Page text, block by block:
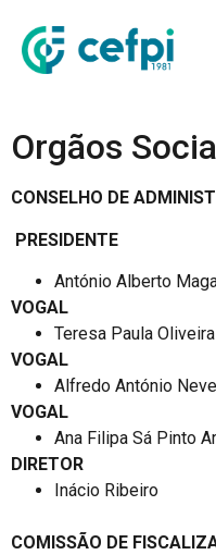
Orgãos
CONSELHO DE
PRESIDENTE
António Alberto
VOGAL
Teresa Paula
VOGAL
Alfredo António
VOGAL
Ana Filipa Sá Pinto
DIRETOR
Inácio Ribeiro
COMISSÃO DE